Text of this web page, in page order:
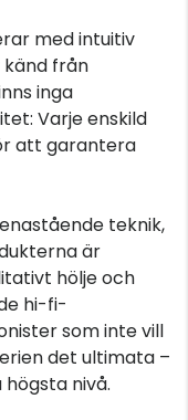
med intuitiv
från
inga
Varje enskild
att garantera
teknik,
är
hölje och
hi-fi-
som inte vill
det ultimata –
nivå.